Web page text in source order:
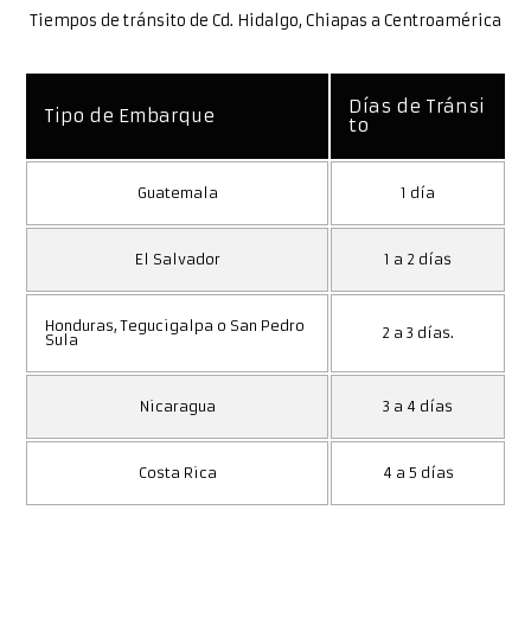
Tiempos de tránsito de Cd. Hidalgo, Chiapas a Centroamérica
Tipo de Embarque
Días de Tránsi
to
Guatemala 1 día
El Salvador 1 a 2 días
Honduras, Tegucigalpa o San Pedro
Sula
2 a 3 días.
Nicaragua 3 a 4 días
Costa Rica 4 a 5 días